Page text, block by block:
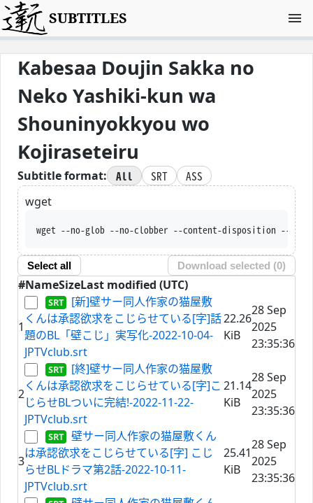
SUBTITLES
Kabesaa Doujin Sakka no
Neko Yashiki-kun wa
Shouninyokkyou wo
Kojiraseteiru
Subtitle format: All SRT
ASS
wget
wget --no-glob --no-clobber --content-disposition --trust-server-names --iri
Select all Download selected (0)
#NameSizeLast modified (UTC)
1
[新]壁サー同人作家の猫屋敷
くんは承認欲求をこじらせている[字]話
題のBL「壁こじ」実写化-2022-10-04-
JPTVclub.srt
22.26
KiB
28 Sep
2025
23:35:36
2
[終]壁サー同人作家の猫屋敷
くんは承認欲求をこじらせている[字]こ
じらせBLついに完結!-2022-11-22-
JPTVclub.srt
21.14
KiB
28 Sep
2025
23:35:36
3
壁サー同人作家の猫屋敷くん
は承認欲求をこじらせている[字] こじ
らせBLドラマ第2話-2022-10-11-
JPTVclub.srt
25.41
KiB
28 Sep
2025
23:35:36